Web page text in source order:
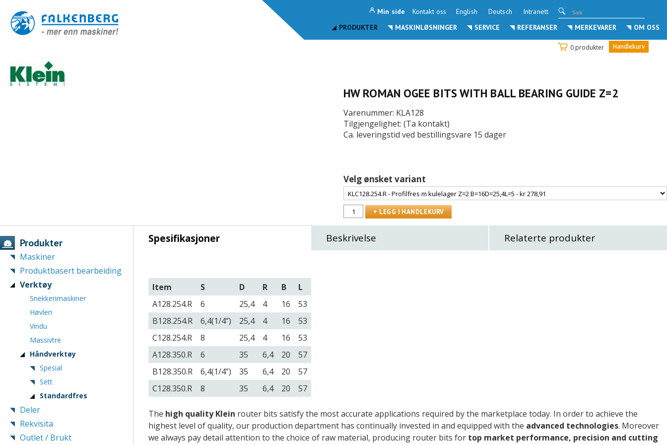
English Deutsch Intranett
Kontakt oss
Min side
PRODUKTER
MASKINLØSNINGER SERVICE REFERANSER MERKEVARER OM OSS
0 produkter Handlekurv
HW ROMAN OGEE BITS WITH BALL BEARING GUIDE Z=2
Varenummer: KLA128
Tilgjengelighet: (Ta kontakt)
Ca. leveringstid ved bestillingsvare 15 dager
Velg ønsket variant
Produkter
Maskiner
Produktbasert bearbeiding
Verktøy
Snekkerimaskiner
Høvleri
Vindu
Massivtre
Håndverktøy
Spesial
Sett
Standardfres
Deler
Rekvisita
Outlet / Brukt
Spesifikasjoner Beskrivelse Relaterte produkter
Item S D R B
L
A128.254.R
6 25,4 4 16
53
B128.254.R
6,4(1/4”) 25,4 4 16
53
C128.254.R
8 25,4 4 16
53
A128.350.R
6 35 6,4 20
57
B128.350.R
6,4(1/4”) 35 6,4 20
57
C128.350.R
8 35 6,4 20 57
The high quality Klein router bits satisfy the most accurate applications required by the marketplace today. In order to achieve the
highest level of quality, our production department has continually invested in and equipped with the advanced technologies. Moreover
we always pay detail attention to the choice of raw material, producing router bits fortop market performance, precision and cutting